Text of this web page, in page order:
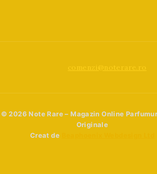
comenzi@noterare.ro
© 2026 Note Rare – Magazin Online
Originale
Creat de